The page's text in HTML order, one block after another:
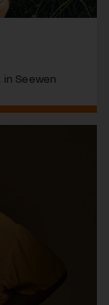
in Seewen